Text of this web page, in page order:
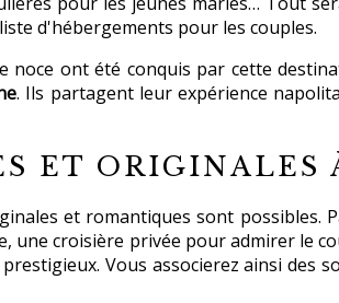
d'hébergements pour les couples.
ont été conquis par cette
. Ils partagent leur expérience
ET ORIGINALES
et romantiques sont possibles.
une croisière privée pour admirer le
Vous associerez ainsi des